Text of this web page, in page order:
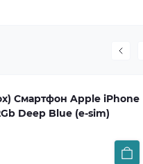
BOX) Смартфон Apple
17 Pro 256GB Silver (e-sim)